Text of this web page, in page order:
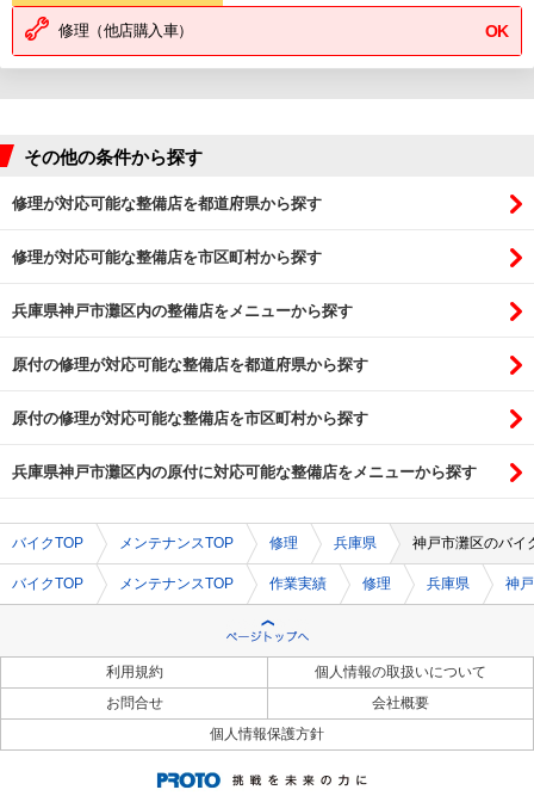
修理（他店購入車） OK
その他の条件から探す
修理が対応可能な整備店を都道府県から探す
修理が対応可能な整備店を市区町村から探す
兵庫県神戸市灘区内の整備店をメニューから探す
原付の修理が対応可能な整備店を都道府県から探す
原付の修理が対応可能な整備店を市区町村から探す
兵庫県神戸市灘区内の原付に対応可能な整備店をメニューから探す
バイクTOP メンテナンスTOP 修理 兵庫県 神戸市灘区のバイ
バイクTOP メンテナンスTOP 作業実績 修理 兵庫県 神
利用規約
個人情報の取扱いについて
お問合せ
会社概要
個人情報保護方針